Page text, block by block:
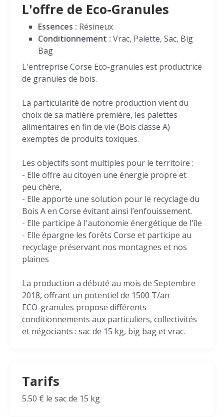
L'offre de Eco-Granules
Essences : Résineux
Conditionnement : Vrac, Palette, Sac, Big
Bag
L'entreprise Corse Eco-granules est productrice
de granules de bois.
La particularité de notre production vient du
choix de sa matière première, les palettes
alimentaires en fin de vie (Bois classe A)
exemptes de produits toxiques.
Les objectifs sont multiples pour le territoire :
- Elle offre au citoyen une énergie propre et
peu chère,
- Elle apporte une solution pour le recyclage du
Bois A en Corse évitant ainsi l’enfouissement.
- Elle participe à l'autonomie énergétique de l'île
- Elle épargne les forêts Corse et participe au
recyclage préservant nos montagnes et nos
plaines
La production a débuté au mois de Septembre
2018, offrant un potentiel de 1500 T/an
ECO-granules propose différents
conditionnements aux particuliers, collectivités
et négociants : sac de 15 kg, big bag et vrac.
Tarifs
5.50 € le sac de 15 kg